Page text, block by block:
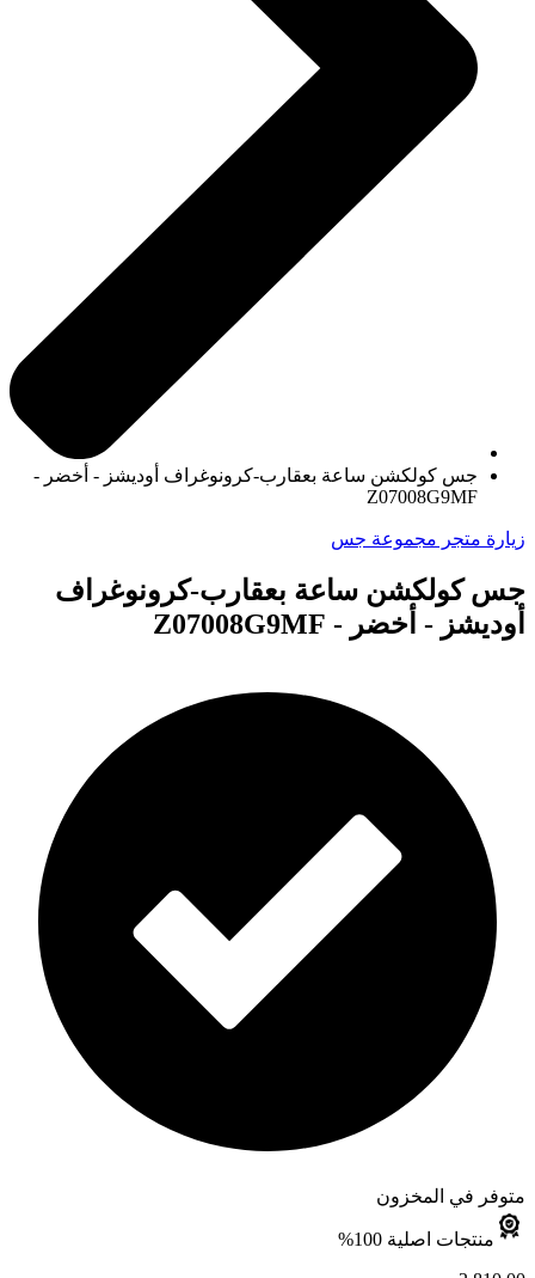
جس كولكشن ساعة بعقارب-كرونوغراف أوديشز - أخضر -
Z07008G9MF
زيارة متجر مجموعة جس
جس كولكشن ساعة بعقارب-كرونوغراف
أوديشز - أخضر - Z07008G9MF
متوفر في المخزون
منتجات اصلية 100%